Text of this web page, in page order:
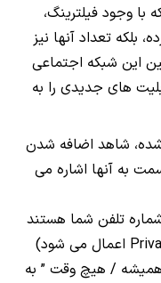
وجود فیلترینگ،
بلکه تعداد آنها نیز
این شبکه اجتماعی
های جدیدی را به
شده، شاهد اضافه شدن
به آنها اشاره می
تلفن شما هستند
/ هیچ وقت ” به